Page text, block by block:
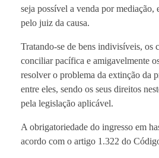
seja possível a venda por mediação,
pelo juiz da causa.
Tratando-se de bens indivisíveis, os
conciliar pacífica e amigavelmente
resolver o problema da extinção da
entre eles, sendo os seus direitos
pela legislação aplicável.
A obrigatoriedade do ingresso em
acordo com o artigo 1.322 do